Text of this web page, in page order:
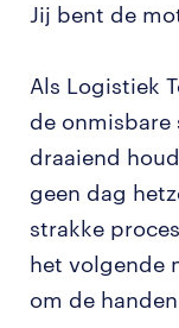
Jij bent de
Als Logistiek
de onmisbare
draaiend
geen dag
strakke
het volgende
om de